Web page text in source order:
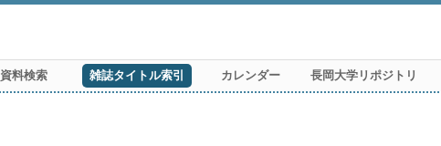
資料検索 雑誌タイトル索引 カレンダー 長岡大学リポジトリ